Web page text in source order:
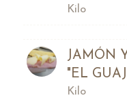
Kilo
JAMÓN
"EL
Kilo